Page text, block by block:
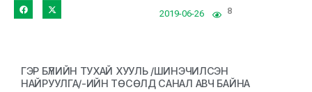
2019-06-26 8
ГЭР БҮЛИЙН ТУХАЙ ХУУЛЬ /ШИНЭЧИЛСЭН
НАЙРУУЛГА/-ИЙН ТӨСӨЛД САНАЛ АВЧ БАЙНА